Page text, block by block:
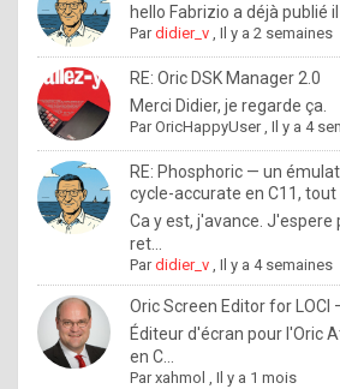
o
l
e
x
.
I
f
y
o
u
w
hello Fabrizio a déjà publié il
Pardidier_v ,Il y a 2 semaines
RE: Oric DSK Manager 2.0
Merci Didier, je regarde ça.
ParOricHappyUser,Il y a 4
RE: Phosphoric — un
cycle-accurate en C11, tout
Ca y est, j'avance.
ret...
Pardidier_v ,Il y a 4 semaines
Oric Screen Editor for LOCI
Éditeur d'écran pour l'Oric
en C...
Parxahmol ,Il y a 1 mois